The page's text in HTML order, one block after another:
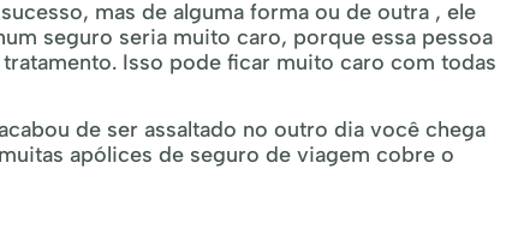
mas de alguma forma ou de outra , ele
seguro seria muito caro, porque essa pessoa
Isso pode ficar muito caro com todas
de ser assaltado no outro dia você chega
apólices de seguro de viagem cobre o